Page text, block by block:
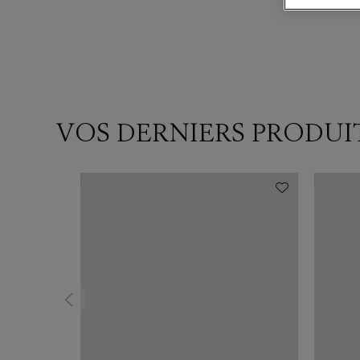
VOS DERNIERS